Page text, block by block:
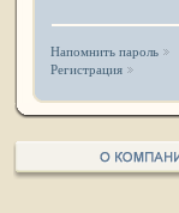
Напомнить пароль
Регистрация